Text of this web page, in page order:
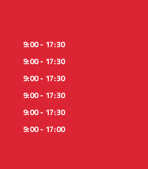
9:00 - 17:30
9:00 - 17:30
9:00 - 17:30
9:00 - 17:30
9:00 - 17:30
9:00 - 17:00